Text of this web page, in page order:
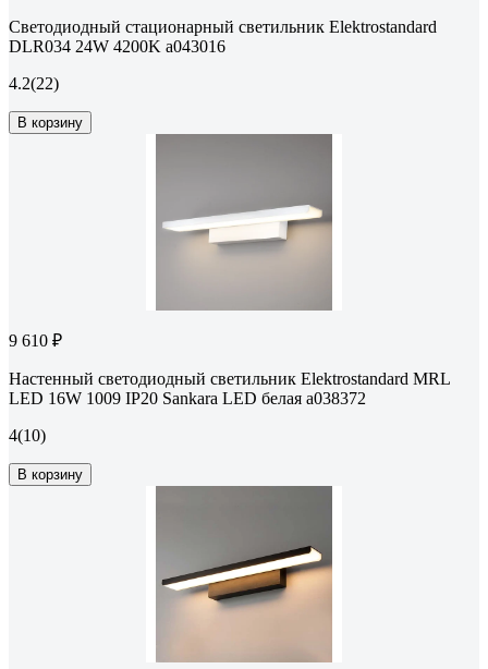
Светодиодный стационарный светильник Elektrostandard
DLR034 24W 4200K a043016
4.2(22)
В корзину
9 610 ₽
Настенный светодиодный светильник Elektrostandard MRL
LED 16W 1009 IP20 Sankara LED белая a038372
4(10)
В корзину